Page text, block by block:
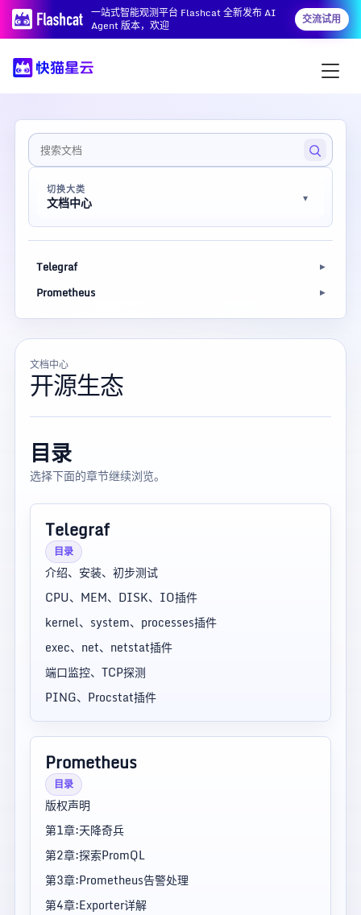
一站式智能观测平台 Flashcat 全新发布 AI
Agent 版本，欢迎
交流试用
切换大类
文档中心
Telegraf
Prometheus
文档中心
开源生态
目录
选择下面的章节继续浏览。
Telegraf
目录
介绍、安装、初步测试
CPU、MEM、DISK、IO插件
kernel、system、processes插件
exec、net、netstat插件
端口监控、TCP探测
PING、Procstat插件
Prometheus
目录
版权声明
第1章:天降奇兵
第2章:探索PromQL
第3章:Prometheus告警处理
第4章:Exporter详解